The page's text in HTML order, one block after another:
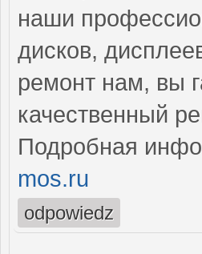
наши
дисков,
ремонт нам, вы
качественный
Подробная
mos.ru
odpowiedz